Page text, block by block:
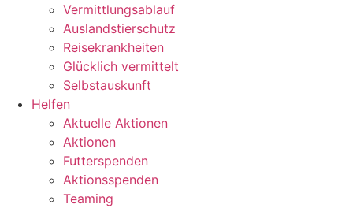
Vermittlungsablauf
Auslandstierschutz
Reisekrankheiten
Glücklich vermittelt
Selbstauskunft
Helfen
Aktuelle Aktionen
Aktionen
Futterspenden
Aktionsspenden
Teaming